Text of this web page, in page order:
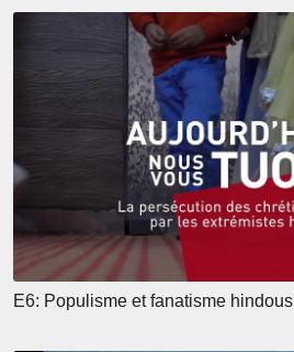
E6: Populisme et fanatisme hindous